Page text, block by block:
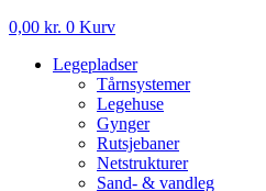
0,00 kr. 0 Kurv
Legepladser
Tårnsystemer
Legehuse
Gynger
Rutsjebaner
Netstrukturer
Sand- & vandleg